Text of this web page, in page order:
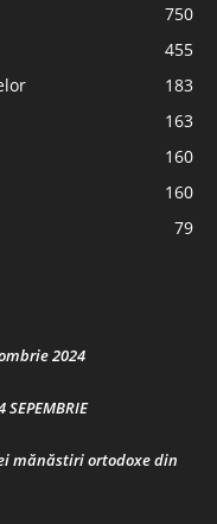
750
455
183
163
160
160
79
2024
SEPEMBRIE
mănăstiri ortodoxe din